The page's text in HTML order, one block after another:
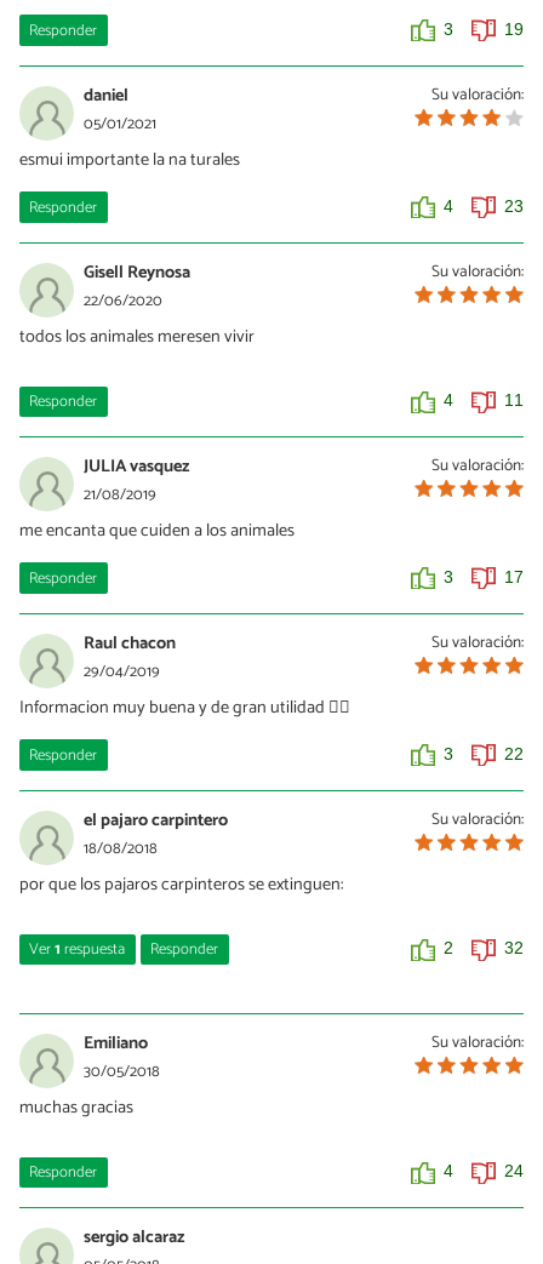
Responder 3 19
Su valoración:
daniel
05/01/2021
esmui importante la na turales
Responder 4 23
Su valoración:
Gisell Reynosa
22/06/2020
todos los animales meresen vivir
Responder 4 11
Su valoración:
JULIA vasquez
21/08/2019
me encanta que cuiden a los animales
Responder 3 17
Su valoración:
Raul chacon
29/04/2019
Informacion muy buena y de gran utilidad 👌🏻
Responder 3 22
Su valoración:
el pajaro carpintero
18/08/2018
por que los pajaros carpinteros se extinguen:
Ver1respuesta Responder 2 32
21/08/2019
no lo se
Su valoración:
Emiliano
30/05/2018
muchas gracias
Responder 4 24
sergio alcaraz